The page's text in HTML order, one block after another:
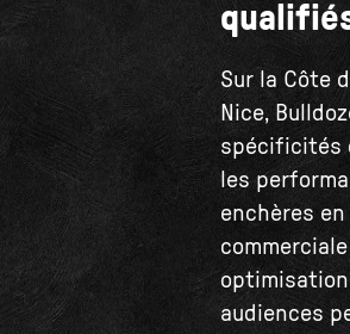
Sur la Côte
Nice,
spécificités
les
enchères
optimisation
audiences